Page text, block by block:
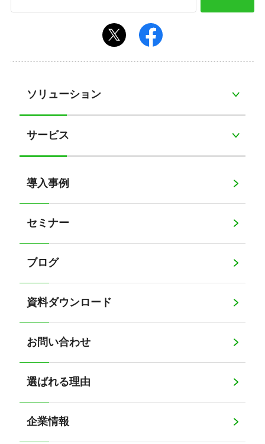
ソリューション
サービス
導入事例
セミナー
ブログ
資料ダウンロード
お問い合わせ
選ばれる理由
企業情報